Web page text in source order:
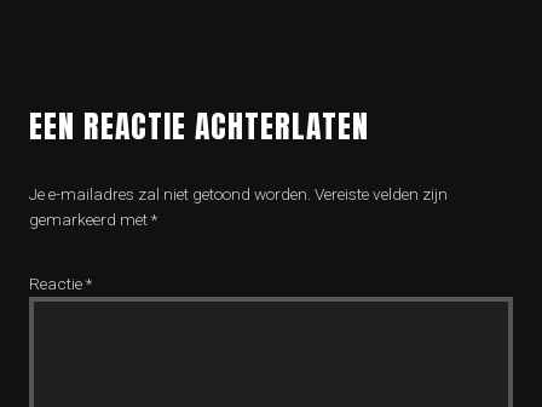
EEN REACTIE ACHTERLATEN
Je e-mailadres zal niet getoond worden. Vereiste velden zijn
gemarkeerd met*
Reactie*